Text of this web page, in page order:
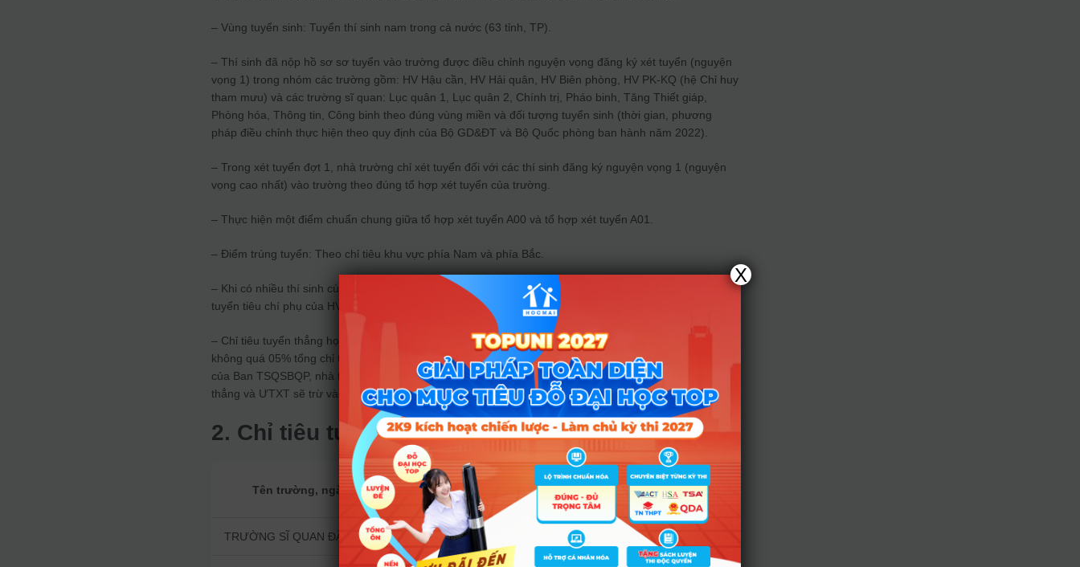
– Vùng tuyển sinh: Tuyển thí sinh nam trong cả nước (63 tỉnh, TP).
– Thí sinh đã nộp hồ sơ sơ tuyển vào trường được điều chỉnh nguyện vọng đăng ký xét tuyển (nguyện
vọng 1) trong nhóm các trường gồm: HV Hậu cần, HV Hải quân, HV Biên phòng, HV PK-KQ (hệ Chỉ huy
tham mưu) và các trường sĩ quan: Lục quân 1, Lục quân 2, Chính trị, Pháo binh, Tăng Thiết giáp,
Phòng hóa, Thông tin, Công binh theo đúng vùng miền và đối tượng tuyển sinh (thời gian, phương
pháp điều chỉnh thực hiện theo quy định của Bộ GD&ĐT và Bộ Quốc phòng ban hành năm 2022).
– Trong xét tuyển đợt 1, nhà trường chỉ xét tuyển đối với các thí sinh đăng ký nguyện vọng 1 (nguyện
vọng cao nhất) vào trường theo đúng tổ hợp xét tuyển của trường.
– Thực hiện một điểm chuẩn chung giữa tổ hợp xét tuyển A00 và tổ hợp xét tuyển A01.
– Điểm trúng tuyển: Theo chỉ tiêu khu vực phía Nam và phía Bắc.
– Khi có nhiều thí sinh cùng bằng điểm thực hiện xét tuyển theo các tiêu chí phụ, như phần quy định xét
tuyển tiêu chí phụ của HV Kỹ thuật quân sự.
– Chỉ tiêu tuyển thẳng học sinh giỏi, ƯTXT không quá 05% và chỉ tiêu tuyển thẳng thí sinh diện 30a
không quá 05% tổng chỉ tiêu của từng miền Nam – Bắc. Khi có hướng dẫn về tuyển thẳng, ƯTXT tuyển
của Ban TSQSBQP, nhà trường sẽ công bố chỉ tiêu và các tiêu chí tuyển thẳng, ƯTXT; chỉ tiêu tuyển
thẳng và ƯTXT sẽ trừ vào chỉ tiêu tuyển sinh.
2. Chỉ tiêu tuyển sinh các ngành
Tên trường, ngành đào tạo
Ký hiệu
trường
Mã
ngành
Tổ hợp Chỉ tiêu
TRƯỜNG SĨ QUAN ĐẶC CÔNG DCH
X